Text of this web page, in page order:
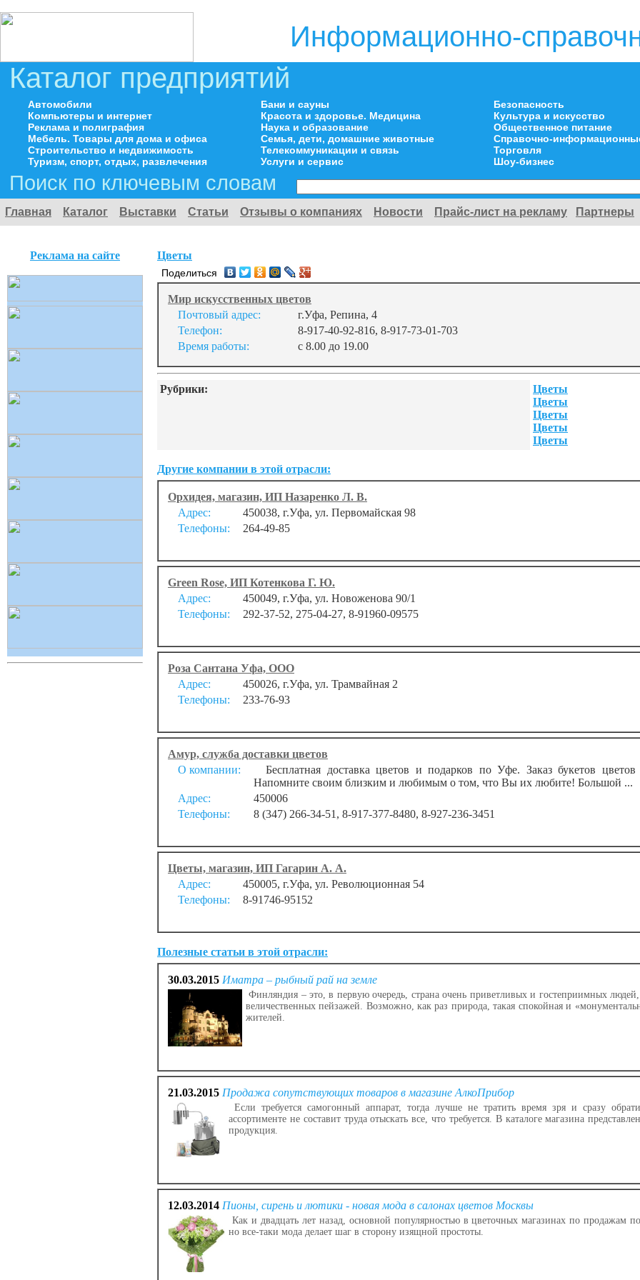
Информационно-
Каталог предприятий
Автомобили
Компьютеры и интернет
Реклама и полиграфия
Мебель. Товары для дома и офиса
Строительство и недвижимость
Туризм, спорт, отдых, развлечения
Бани и сауны
Красота и здоровье. Медицина
Наука и образование
Семья, дети, домашние животные
Телекоммуникации и связь
Услуги и сервис
Безопасность
Культура и искусство
Общественное питание
Справочно-
Торговля
Шоу-бизнес
Поиск по ключевым словам
Главная Каталог Выставки Статьи Отзывы о компаниях Новости Прайс-лист на рекламу Партнеры
Реклама на сайте Цветы
Поделиться
Мир искусственных цветов
Почтовый адрес:
г.Уфа, Репина, 4
Телефон:
8-917-40-92-816, 8-917-73-01-703
Время работы:
с 8.00 до 19.00
Рубрики:
Цветы
Цветы
Цветы
Цветы
Цветы
Другие компании в этой отрасли:
Орхидея, магазин, ИП Назаренко Л. В.
Адрес:
450038, г.Уфа, ул. Первомайская 98
Телефоны:
264-49-85
Green Rose, ИП Котенкова Г. Ю.
Адрес:
450049, г.Уфа, ул. Новоженова 90/1
Телефоны:
292-37-52, 275-04-27, 8-91960-09575
Роза Сантана Уфа, ООО
Адрес:
450026, г.Уфа, ул. Трамвайная 2
Телефоны:
233-76-93
Амур, служба доставки цветов
О компании:
Бесплатная доставка цветов и подарков по Уфе. Заказ букетов
Напомните своим близким и любимым о том, что Вы их любите! Большой ...
Адрес:
450006
Телефоны:
8 (347) 266-34-51, 8-917-377-8480, 8-927-236-3451
Цветы, магазин, ИП Гагарин А. А.
Адрес:
450005, г.Уфа, ул. Революционная 54
Телефоны:
8-91746-95152
Полезные статьи в этой отрасли:
30.03.2015 Иматра – рыбный рай на земле
Финляндия – это, в первую очередь, страна очень приветливых и гостеприимных
величественных пейзажей. Возможно, как раз природа, такая спокойная и
жителей.
21.03.2015 Продажа сопутствующих товаров в магазине АлкоПрибор
Если требуется самогонный аппарат, тогда лучше не тратить время зря и сразу
ассортименте не составит труда отыскать все, что требуется. В каталоге магазина
продукция.
12.03.2014 Пионы, сирень и лютики - новая мода в салонах цветов Москвы
Как и двадцать лет назад, основной популярностью в цветочных магазинах по продажам
но все-таки мода делает шаг в сторону изящной простоты.